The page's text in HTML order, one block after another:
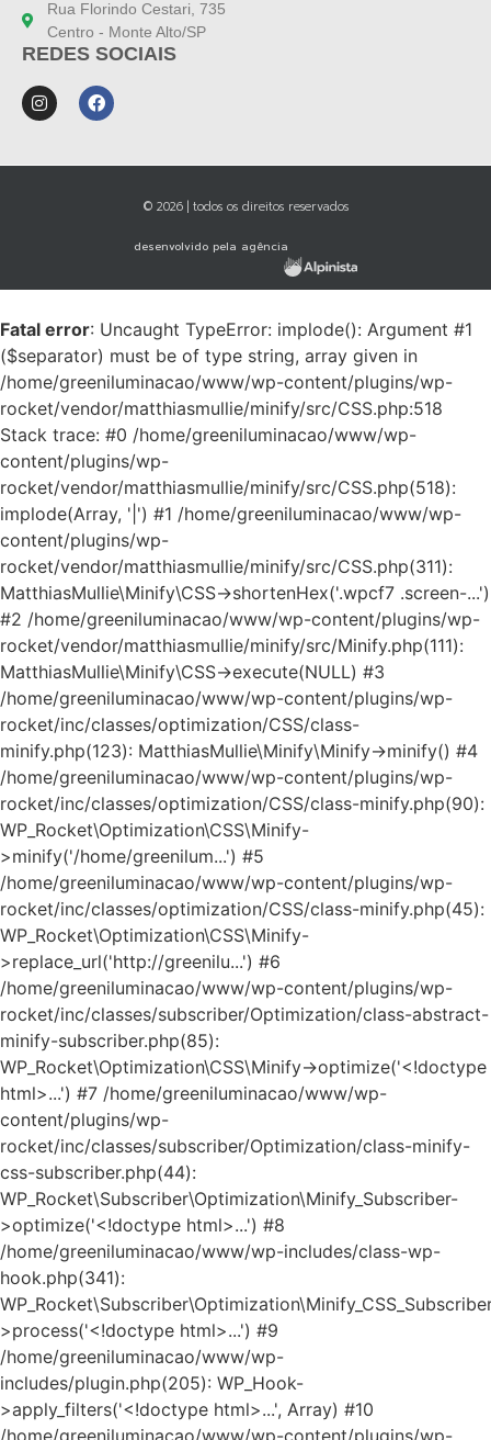
Rua Florindo Cestari, 735
Centro - Monte Alto/SP
REDES SOCIAIS
© 2026 | todos os direitos reservados
desenvolvido pela agência
Fatal error: Uncaught TypeError: implode(): Argument #1
($separator) must be of type string, array given in
/home/greeniluminacao/www/wp-content/plugins/wp-
rocket/vendor/matthiasmullie/minify/src/CSS.php:518
Stack trace: #0 /home/greeniluminacao/www/wp-
content/plugins/wp-
rocket/vendor/matthiasmullie/minify/src/CSS.php(518):
implode(Array, '|') #1 /home/greeniluminacao/www/wp-
content/plugins/wp-
rocket/vendor/matthiasmullie/minify/src/CSS.php(311):
MatthiasMullie\Minify\CSS->shortenHex('.wpcf7 .screen-...')
#2 /home/greeniluminacao/www/wp-content/plugins/wp-
rocket/vendor/matthiasmullie/minify/src/Minify.php(111):
MatthiasMullie\Minify\CSS->execute(NULL) #3
/home/greeniluminacao/www/wp-content/plugins/wp-
rocket/inc/classes/optimization/CSS/class-
minify.php(123): MatthiasMullie\Minify\Minify->minify() #4
/home/greeniluminacao/www/wp-content/plugins/wp-
rocket/inc/classes/optimization/CSS/class-minify.php(90):
WP_Rocket\Optimization\CSS\Minify-
>minify('/home/greenilum...') #5
/home/greeniluminacao/www/wp-content/plugins/wp-
rocket/inc/classes/optimization/CSS/class-minify.php(45):
WP_Rocket\Optimization\CSS\Minify-
>replace_url('http://greenilu...') #6
/home/greeniluminacao/www/wp-content/plugins/wp-
rocket/inc/classes/subscriber/Optimization/class-abstract-
minify-subscriber.php(85):
WP_Rocket\Optimization\CSS\Minify->optimize('<!doctype
html>...') #7 /home/greeniluminacao/www/wp-
content/plugins/wp-
rocket/inc/classes/subscriber/Optimization/class-minify-
css-subscriber.php(44):
WP_Rocket\Subscriber\Optimization\Minify_Subscriber-
>optimize('<!doctype html>...') #8
/home/greeniluminacao/www/wp-includes/class-wp-
hook.php(341):
>process('<!doctype html>...') #9
/home/greeniluminacao/www/wp-
includes/plugin.php(205): WP_Hook-
>apply_filters('<!doctype html>...', Array) #10